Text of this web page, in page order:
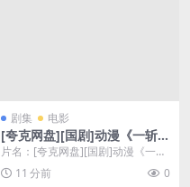
剧集 电影
[夸克网盘][国剧]动漫《一斩苍
穹》（2026）喜剧 / 动作 / 动
片名：[夸克网盘][国剧]动漫《一斩
苍穹》（2026）喜剧 / 动作 / 动
画 ...11 分前 0